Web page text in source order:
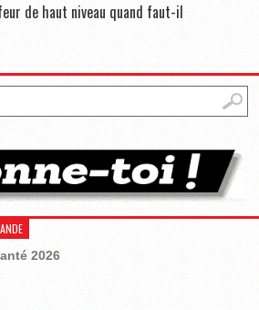
de haut niveau quand faut-il
2026